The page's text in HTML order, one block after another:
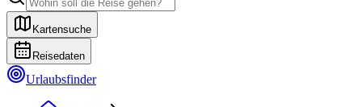
Kartensuche
Reisedaten
Urlaubsfinder